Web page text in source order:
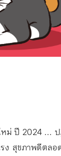
ม่ ปี 2024 ...
ง สุขภาพดีตลอ